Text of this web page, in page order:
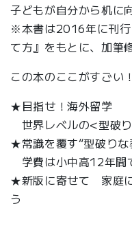
子どもが自分から机に
※本書は2016年に刊行
て方』をもとに、加筆
この本のここがすごい！
★目指せ！海外留学
世界レベルの<型破
★常識を覆す“型破りな
学費は小中高12年間
★新版に寄せて 家庭
う